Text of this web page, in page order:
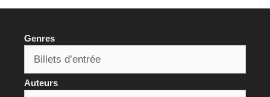
Genres
Auteurs